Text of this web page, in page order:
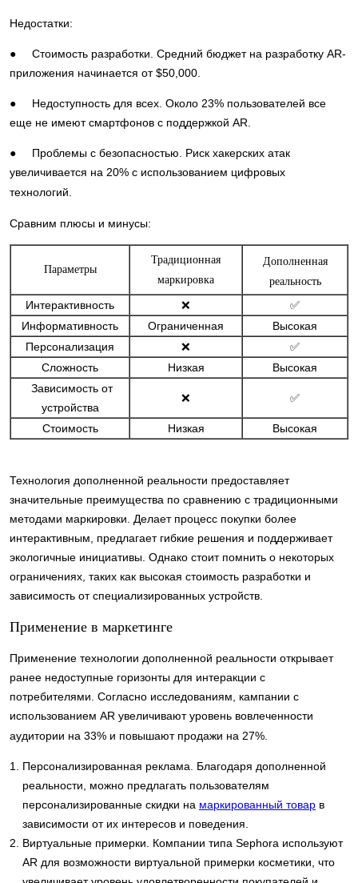
Недостатки:
● Стоимость разработки. Средний бюджет на разработку AR-
приложения начинается от $50,000.
● Недоступность для всех. Около 23% пользователей все
еще не имеют смартфонов с поддержкой AR.
● Проблемы с безопасностью. Риск хакерских атак
увеличивается на 20% с использованием цифровых
технологий.
Сравним плюсы и минусы:
Параметры
Традиционная
маркировка
Дополненная
реальность
Интерактивность ❌
✅
Информативность
Ограниченная
Высокая
Персонализация
❌
✅
Сложность
Низкая
Высокая
Зависимость от
устройства
❌ ✅
Стоимость Низкая Высокая
Технология дополненной реальности предоставляет
значительные преимущества по сравнению с традиционными
методами маркировки. Делает процесс покупки более
интерактивным, предлагает гибкие решения и поддерживает
экологичные инициативы. Однако стоит помнить о некоторых
ограничениях, таких как высокая стоимость разработки и
зависимость от специализированных устройств.
Применение в маркетинге
Применение технологии дополненной реальности открывает
ранее недоступные горизонты для интеракции с
потребителями. Согласно исследованиям, кампании с
использованием AR увеличивают уровень вовлеченности
аудитории на 33% и повышают продажи на 27%.
Персонализированная реклама. Благодаря дополненной
реальности, можно предлагать пользователям
персонализированные скидки на маркированный товар в
зависимости от их интересов и поведения.
Виртуальные примерки. Компании типа Sephora используют
AR для возможности виртуальной примерки косметики, что